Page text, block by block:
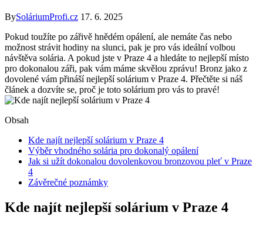
BySoláriumProfi.cz 17. 6. 2025
Pokud⁣ toužíte po zářivě hnědém​ opálení, ⁣ale‌ nemáte čas nebo
možnost strávit ⁣hodiny⁣ na slunci, ⁢pak je pro vás ⁢ideální volbou
návštěva solária. ‌A pokud jste v Praze 4 a⁣ hledáte to‌ nejlepší místo
‌pro⁣ dokonalou záři, pak vám máme​ skvělou⁤ zprávu! ‌Bronz ‌jako z
dovolené⁢ vám přináší nejlepší solárium v Praze 4. Přečtěte si ⁤náš
článek a dozvíte se, proč je toto⁤ solárium ‍pro vás to ‍pravé!
Obsah
Kde najít nejlepší ‍solárium v Praze 4
Výběr vhodného solária pro⁣ dokonalý opálení
Jak⁢ si užít dokonalou dovolenkovou ⁢bronzovou pleť v Praze
4
Závěrečné poznámky
Kde najít nejlepší ‍solárium v Praze 4